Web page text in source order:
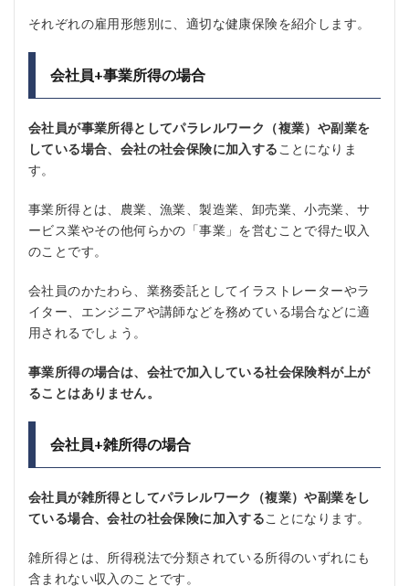
それぞれの雇用形態別に、適切な健康保険を紹介します。
会社員+事業所得の場合
会社員が事業所得としてパラレルワーク（複業）や副業を
している場合、会社の社会保険に加入する ことになりま
す。
事業所得とは、農業、漁業、製造業、卸売業、小売業、サ
ービス業やその他何らかの「事業」を営むことで得た収入
のことです。
会社員のかたわら、業務委託としてイラストレーターやラ
イター、エンジニアや講師などを務めている場合などに適
用されるでしょう。
事業所得の場合は、会社で加入している社会保険料が上が
ることはありません。
会社員+雑所得の場合
会社員が雑所得としてパラレルワーク（複業）や副業をし
ている場合、会社の社会保険に加入することになります。
雑所得とは、所得税法で分類されている所得のいずれにも
含まれない収入のことです。